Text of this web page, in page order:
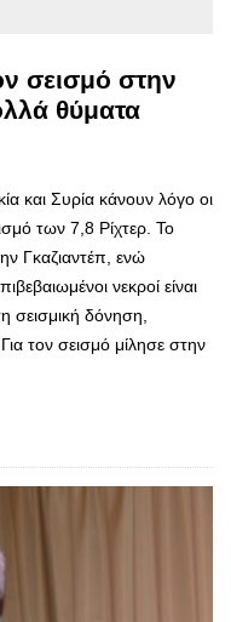
σεισμό στην
θύματα
και Συρία κάνουν λόγο οι
των 7,8 Ρίχτερ. Το
Γκαζιαντέπ, ενώ
νεκροί είναι
σεισμική δόνηση,
τον σεισμό μίλησε στην